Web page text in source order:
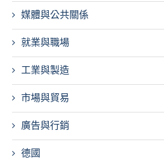
媒體與公共關係
就業與職場
工業與製造
市場與貿易
廣告與行銷
德國